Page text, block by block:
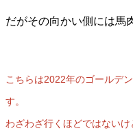
だがその向かい側には馬
こちらは2022年のゴールデ
す。
わざわざ行くほどではない